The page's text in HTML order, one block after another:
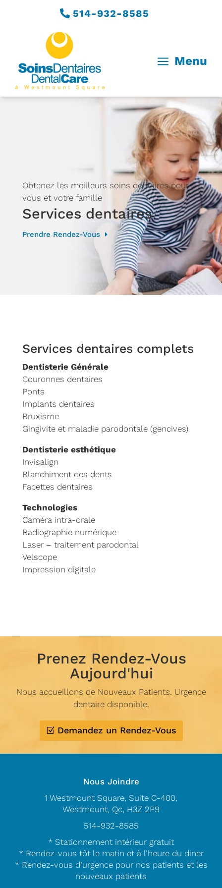
a Menu
514-932-8585
Obtenez les meilleurs soins dentaires pour
vous et votre famille
Services dentaires
Prendre Rendez-Vous
Services dentaires complets
Dentisterie Générale
Couronnes dentaires
Ponts
Implants dentaires
Bruxisme
Gingivite et maladie parodontale (gencives)
Dentisterie esthétique
Invisalign
Blanchiment des dents
Facettes dentaires
Technologies
Caméra intra-orale
Radiographie numérique
Laser – traitement parodontal
Velscope
Impression digitale
Prenez Rendez-Vous
Aujourd'hui
Nous accueillons de Nouveaux Patients. Urgence
dentaire disponible.
Demandez un Rendez-Vous
Nous Joindre
1 Westmount Square, Suite C-400,
Westmount, Qc, H3Z 2P9
514-932-8585
* Stationnement intérieur gratuit
* Rendez-vous tôt le matin et à l’heure du diner
* Rendez-vous d’urgence pour nos patients et les
nouveaux patients